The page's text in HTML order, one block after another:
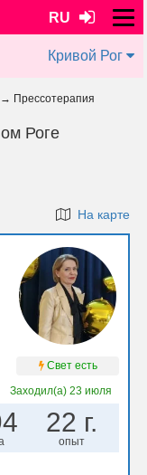
RU
Кривой Рог
→ Прессотерапия
Роге
На карте
Свет есть
Заходил(а)23 июля
22 г.
опыт